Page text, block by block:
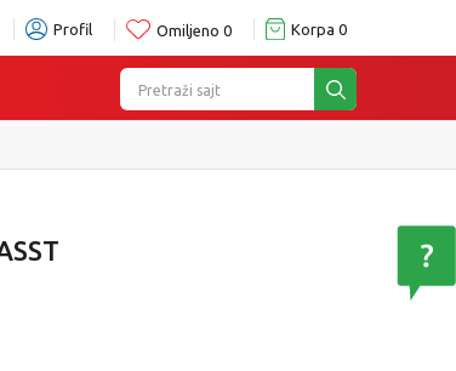
Profil Omiljeno 0 Korpa 0
Pretraži sajt